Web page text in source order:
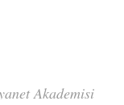
Akademisi